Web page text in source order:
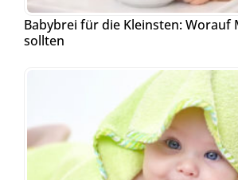
Babybrei für die Kleinsten: Worauf
sollten